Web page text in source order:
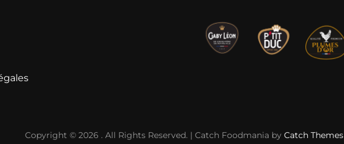
Copyright © 2026 . All Rights Reserved. | Catch Foodmania by Catch Themes